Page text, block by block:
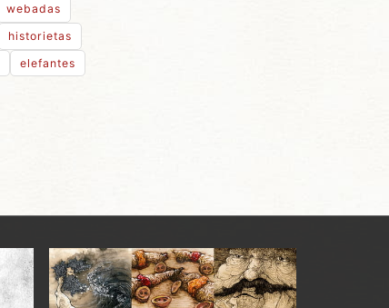
webadas
historietas
elefantes